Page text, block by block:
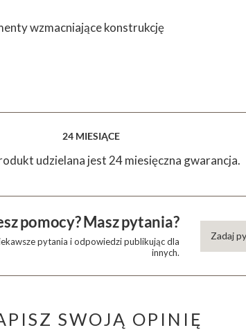
wzmacniające konstrukcję
24 MIESIĄCE
udzielana jest 24 miesięczna gwarancja.
pomocy? Masz pytania?
pytania i odpowiedzi publikując dla
innych.
Zadaj
SWOJĄ OPINIĘ